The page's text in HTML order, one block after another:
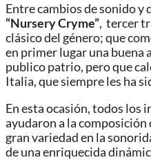
Entre cambios de sonido y
“Nursery Cryme”, tercer
clásico del género; que
en primer lugar una buena
publico patrio, pero que
Italia, que siempre les ha
En esta ocasión, todos los
ayudaron a la composición
gran variedad en la
de una enriquecida